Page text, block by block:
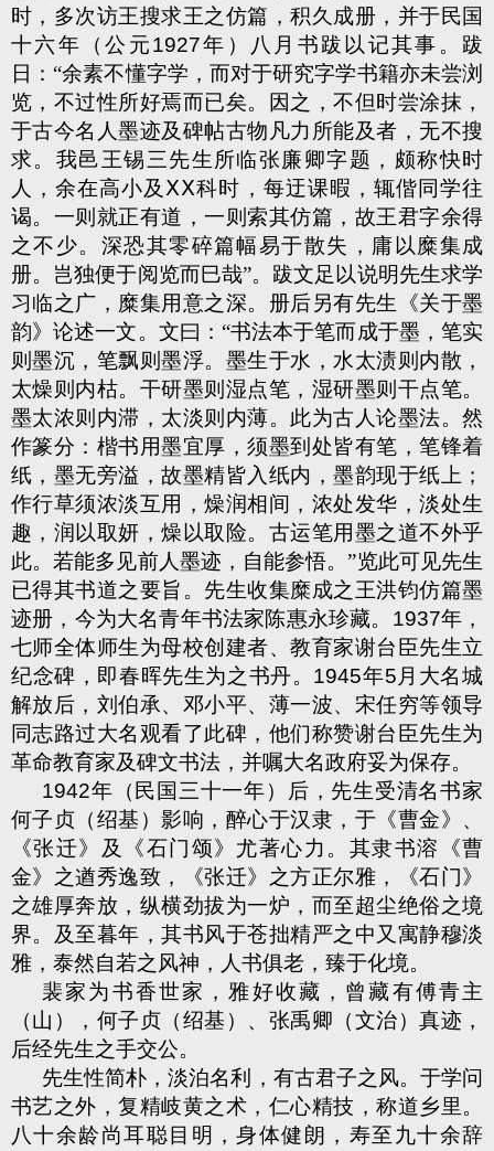
时，多次访王搜求王之仿篇，积久成册，并于民国
十六年（公元1927年）八月书跋以记其事。跋
日：“余素不懂字学，而对于研究字学书籍亦未尝浏
览，不过性所好焉而已矣。因之，不但时尝涂抹，
于古今名人墨迹及碑帖古物凡力所能及者，无不搜
求。我邑王锡三先生所临张廉卿字题，颇称快时
人，余在高小及ⅩⅩ科时，每迂课暇，辄偕同学往
谒。一则就正有道，一则索其仿篇，故王君字余得
之不少。深恐其零碎篇幅易于散失，庸以糜集成
册。岂独便于阅览而巳哉”。跋文足以说明先生求学
习临之广，糜集用意之深。册后另有先生《关于墨
韵》论述一文。文曰：“书法本于笔而成于墨，笔实
则墨沉，笔飘则墨浮。墨生于水，水太渍则内散，
太燥则内枯。干研墨则湿点笔，湿研墨则干点笔。
墨太浓则内滞，太淡则内薄。此为古人论墨法。然
作篆分：楷书用墨宜厚，须墨到处皆有笔，笔锋着
纸，墨无旁溢，故墨精皆入纸内，墨韵现于纸上；
作行草须浓淡互用，燥润相间，浓处发华，淡处生
趣，润以取妍，燥以取险。古运笔用墨之道不外乎
此。若能多见前人墨迹，自能参悟。”览此可见先生
已得其书道之要旨。先生收集糜成之王洪钧仿篇墨
迹册，今为大名青年书法家陈惠永珍藏。 1937年，
七师全体师生为母校创建者、教育家谢台臣先生立
纪念碑，即春晖先生为之书丹。 1945年5 月大名城
解放后，刘伯承、邓小平、薄一波、宋任穷等领导
同志路过大名观看了此碑，他们称赞谢台臣先生为
革命教育家及碑文书法，并嘱大名政府妥为保存。
1942年（民国三十一年）后，先生受清名书家
何子贞（绍基）影响，醉心于汉隶，于《曹金》、
《张迁》及《石门颂》尤著心力。其隶书溶《曹
金》之遒秀逸致，《张迁》之方正尔雅，《石门》
之雄厚奔放，纵横劲拔为一炉，而至超尘绝俗之境
界。及至暮年，其书风于苍拙精严之中又寓静穆淡
雅，泰然自若之风神，人书俱老，臻于化境。
裴家为书香世家，雅好收藏，曾藏有傅青主
（山），何子贞（绍基）、张禹卿（文治）真迹，
后经先生之手交公。
先生性简朴，淡泊名利，有古君子之风。于学问
书艺之外，复精岐黄之术，仁心精技，称道乡里。
八十余龄尚耳聪目明，身体健朗，寿至九十余辞